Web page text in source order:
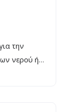
την
νερού ή/